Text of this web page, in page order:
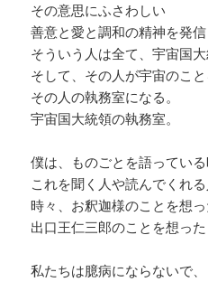
その意思にふさわしい
善意と愛と調和の精神を発信
そういう人は全て、宇宙国大
そして、その人が宇宙のこと
その人の執務室になる。
宇宙国大統領の執務室。
僕は、ものごとを語っている
これを聞く人や読んでくれる
時々、お釈迦様のことを想っ
出口王仁三郎のことを想った
私たちは臆病にならないで、